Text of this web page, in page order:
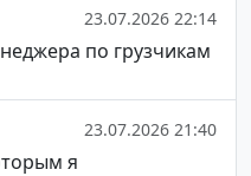
23.07.2026 22:14
по грузчикам
23.07.2026 21:40
я